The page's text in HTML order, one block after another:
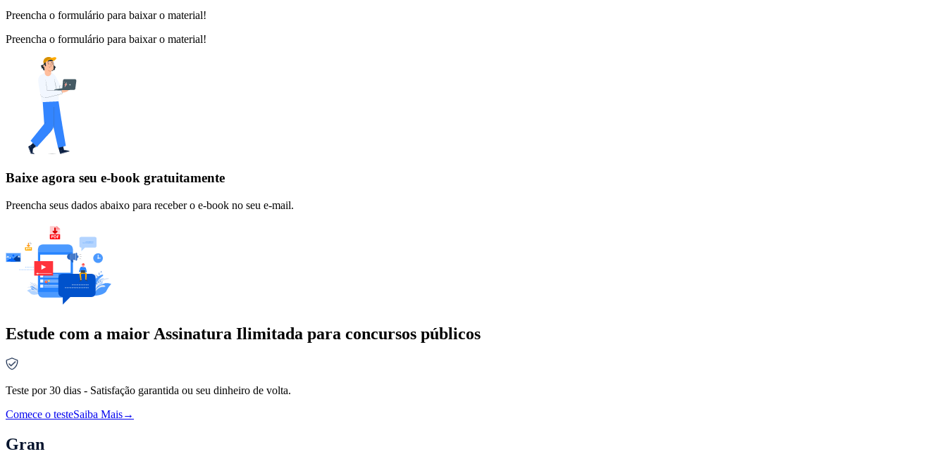
Preencha o formulário para baixar o material!
Preencha o formulário para baixar o material!
Baixe agora seu e-book gratuitamente
Preencha seus dados abaixo para receber o e-book no seu e-mail.
Estude com a maior Assinatura Ilimitada para concursos públicos
Teste por 30 dias - Satisfação garantida ou seu dinheiro de volta.
Comece o testeSaiba Mais→
Gran